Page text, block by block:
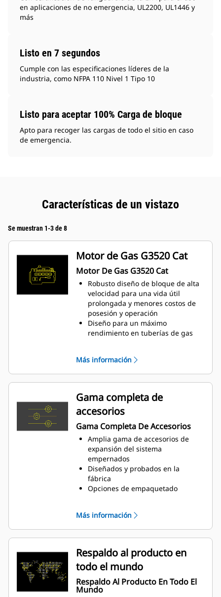
en aplicaciones de no emergencia, UL2200, UL1446 y
más
Listo en 7 segundos
Cumple con las especificaciones líderes de la
industria, como NFPA 110 Nivel 1 Tipo 10
Listo para aceptar 100% Carga de bloque
Apto para recoger las cargas de todo el sitio en caso
de emergencia.
Características de un vistazo
Se muestran 1-3 de 8
Motor de Gas G3520 Cat
Motor De Gas G3520 Cat
Robusto diseño de bloque de alta
velocidad para una vida útil
prolongada y menores costos de
posesión y operación
Diseño para un máximo
rendimiento en tuberías de gas
Sistema de combustión de cámara
abierta simple para garantizar la
fiabilidad y la flexibilidad del
Tecnología de vanguardia en el
sistema de encendido y control de
la relación de combustible/aire
para disminuir las emisiones y
mejorar la eficiencia del motor
Un módulo de control electrónico
administra todas las funciones del
motor: encendido, regulación,
control de la relación de
combustible/aire y protección del
Más información
Gama completa de
accesorios
Gama Completa De Accesorios
Amplia gama de accesorios de
expansión del sistema
empernados
Diseñados y probados en la
fábrica
Opciones de empaquetado
Más información
Respaldo al producto en
todo el mundo
Respaldo Al Producto En Todo El
Mundo